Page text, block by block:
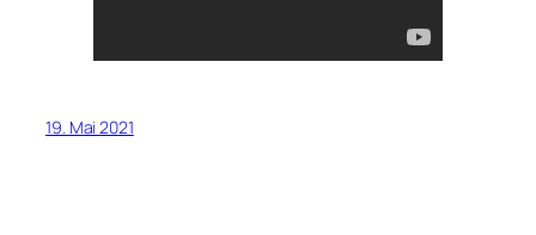
19. Mai 2021